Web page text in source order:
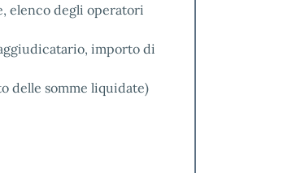
elenco degli operatori
importo di
delle somme liquidate)